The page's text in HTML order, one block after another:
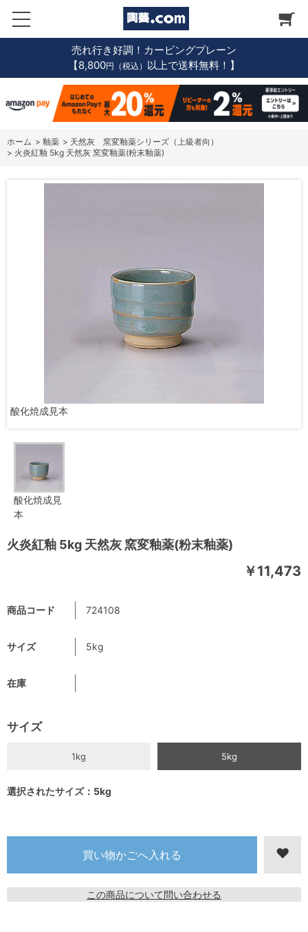
売れ行き好調！カービングプレーン
【8,800円（税込） 以上で送料無料！】
ホーム > 釉薬 > 天然灰 窯変釉薬シリーズ（上級者向）
> 火炎紅釉 5kg 天然灰 窯変釉薬(粉末釉薬)
酸化焼成見本
酸化焼成見
本
火炎紅釉 5kg 天然灰 窯変釉薬(粉末釉薬)
￥11,473
商品コード 724108
サイズ 5kg
在庫
サイズ
1kg 5kg
選択されたサイズ：5kg
この商品について問い合わせる